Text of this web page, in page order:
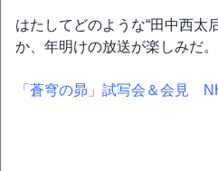
はたしてどのような“田中西太
か、年明けの放送が楽しみだ。
「蒼穹の昴」試写会＆会見